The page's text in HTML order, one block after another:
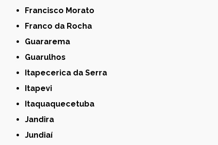
Francisco Morato
Franco da Rocha
Guararema
Guarulhos
Itapecerica da Serra
Itapevi
Itaquaquecetuba
Jandira
Jundiaí